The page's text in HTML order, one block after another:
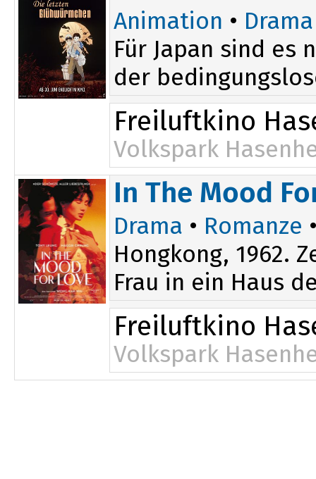
Animation • Drama
Für Japan sind es
der
Freiluftkino
Volkspark
In The Mood
Drama • Romanze
Hongkong, 1962.
Frau in ein Haus
Freiluftkino
Volkspark